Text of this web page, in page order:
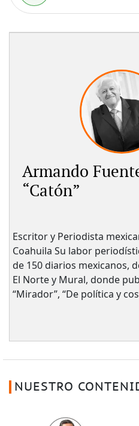
Armando
“Catón”
Escritor y Periodista
Coahuila Su labor
de 150 diarios mexicanos,
El Norte y Mural, donde
“Mirador”, “De política y
NUESTRO